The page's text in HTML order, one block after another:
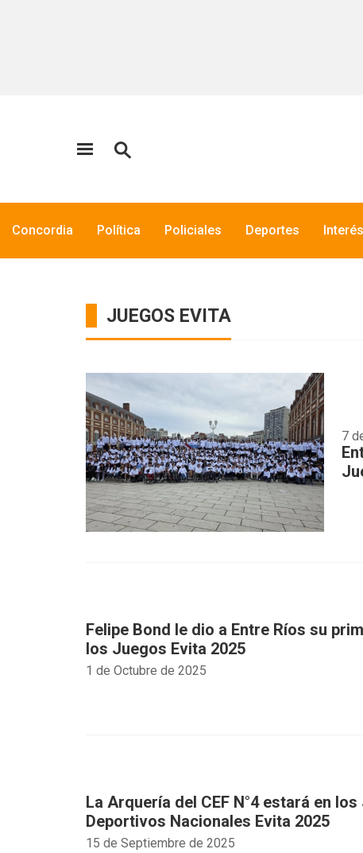
Concordia Política Policiales Deportes
JUEGOS EVITA
7
1 de Octubre de 2025
Felipe Bond le dio a Entre Ríos su
los Juegos Evita 2025
15 de Septiembre de 2025
La Arquería del CEF N°4 estará en
Deportivos Nacionales Evita 2025